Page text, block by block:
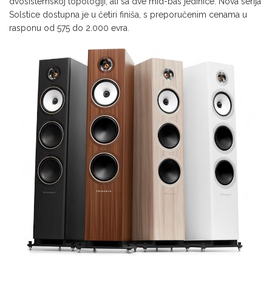
Solstice dostupna je u četiri finiša, s preporučenim cenama u
rasponu od 575 do 2.000 evra.